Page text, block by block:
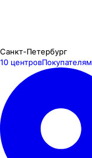
Санкт-Петербург
10 центровПокупателям